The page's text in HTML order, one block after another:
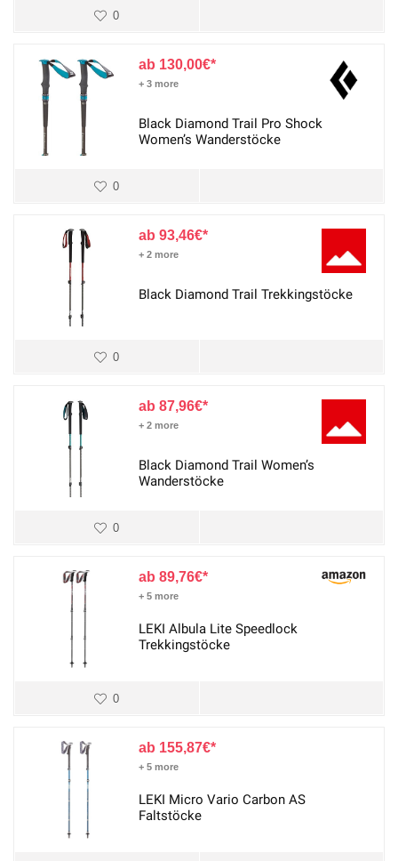
0
130,00€
+ 3 more
Black Diamond Trail Pro Shock
Women’s Wanderstöcke
0
93,46€
+ 2 more
Black Diamond Trail Trekkingstöcke
0
87,96€
+ 2 more
Black Diamond Trail Women’s
Wanderstöcke
0
89,76€
+ 5 more
LEKI Albula Lite Speedlock
Trekkingstöcke
0
155,87€
+ 5 more
LEKI Micro Vario Carbon AS
Faltstöcke